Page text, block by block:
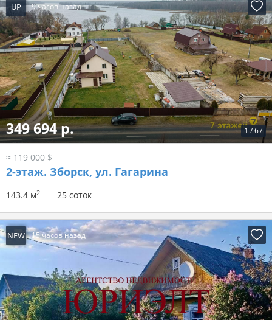
UP 9 часов назад
1 /67
349 694 р.
≈ 119 000 $
2-этаж. Зборск, ул. Гагарина
143.4 м2 25 соток
NEW 15 часов назад